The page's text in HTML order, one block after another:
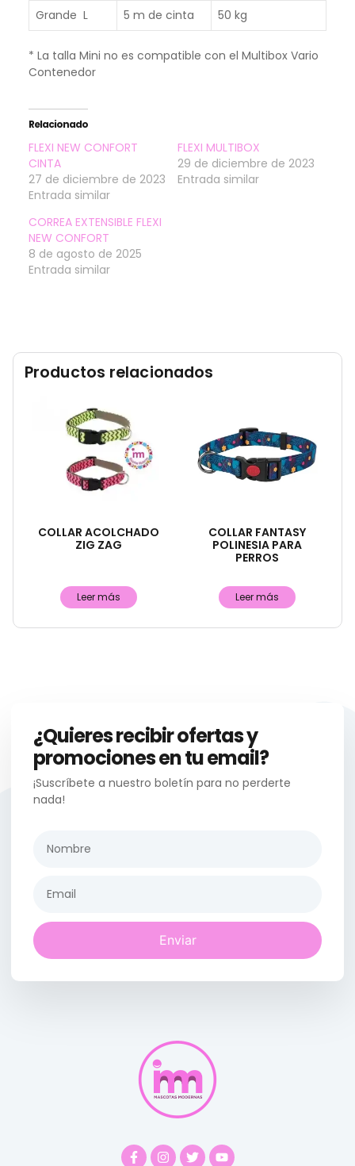
Productos relacionados
COLLAR ACOLCHADO
ZIG ZAG
Leer más
COLLAR FANTASY
POLINESIA PARA
PERROS
Leer más
Grande L 5 m de cinta 50 kg
* La talla Mini no es compatible con el Multibox Vario
Contenedor
Relacionado
FLEXI NEW CONFORT
CINTA
27 de diciembre de 2023
Entrada similar
FLEXI MULTIBOX
29 de diciembre de 2023
Entrada similar
CORREA EXTENSIBLE FLEXI
NEW CONFORT
8 de agosto de 2025
Entrada similar
¿Quieres recibir ofertas y
promociones en tu email?
¡Suscríbete a nuestro boletín para no perderte
nada!
Enviar